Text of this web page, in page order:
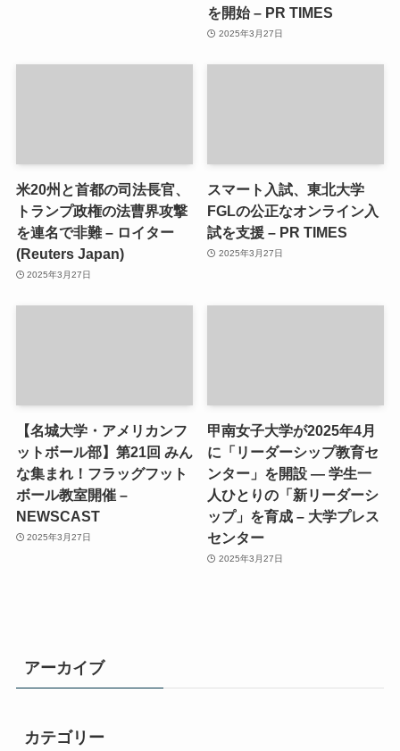
を開始 – PR TIMES
2025年3月27日
米20州と首都の司法長官、
トランプ政権の法曹界攻撃
を連名で非難 – ロイター
(Reuters Japan)
2025年3月27日
スマート入試、東北大学
FGLの公正なオンライン入
試を支援 – PR TIMES
2025年3月27日
【名城大学・アメリカンフ
ットボール部】第21回 みん
な集まれ！フラッグフット
ボール教室開催 –
NEWSCAST
2025年3月27日
甲南女子大学が2025年4月
に「リーダーシップ教育セ
ンター」を開設 ― 学生一
人ひとりの「新リーダーシ
ップ」を育成 – 大学プレス
センター
2025年3月27日
アーカイブ
カテゴリー